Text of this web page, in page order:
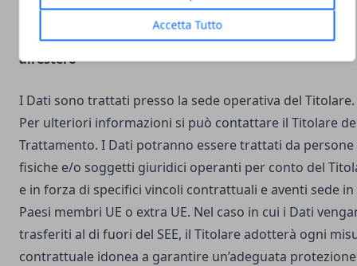
Accetta Tutto
Luogo del Trattamento e trasferimento dei Dati
all’estero
I Dati sono trattati presso la sede operativa del Titolare.
Per ulteriori informazioni si può contattare il Titolare
Trattamento. I Dati potranno essere trattati da persone
fisiche e/o soggetti giuridici operanti per conto del
e in forza di specifici vincoli contrattuali e aventi sede in
Paesi membri UE o extra UE. Nel caso in cui i Dati
trasferiti al di fuori del SEE, il Titolare adotterà ogni
contrattuale idonea a garantire un’adeguata protezione